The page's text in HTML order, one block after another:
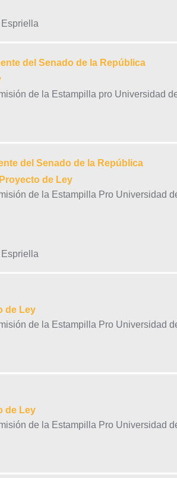
del Senado de la República
de la Estampilla pro Universidad
del Senado de la República
de Ley
de la Estampilla Pro Universidad
de Ley
de la Estampilla Pro Universidad
de Ley
de la Estampilla Pro Universidad